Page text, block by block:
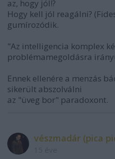
az, hogy jól!?
Hogy kell jól reagálni?
gumírozódik.
"Az intelligencia komplex
problémamegoldásra
Ennek ellenére a menzás
sikerült abszolválni
az "üveg bor" paradoxont.
vészmadár (pica